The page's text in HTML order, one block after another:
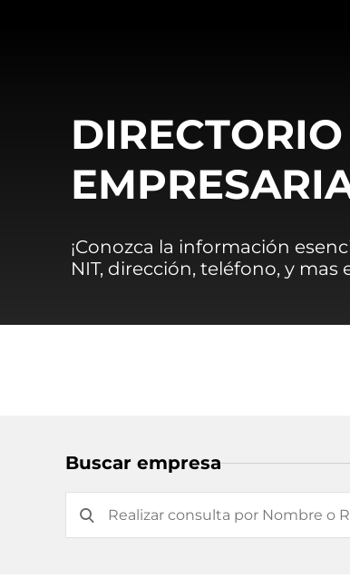
¡Conozca la información
NIT, dirección, teléfono, y
Buscar empresa